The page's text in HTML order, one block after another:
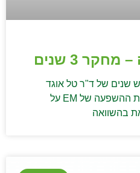
3 שנים
שנים של ד"ר טל אוגד
ממו"פ דרום, בו הוא בוחן את ההשפעה של EM על
בהשוואה